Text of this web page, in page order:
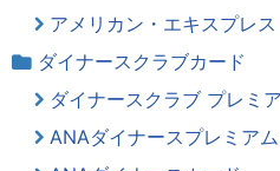
アメリカン・エキスプレ
ダイナースクラブカード
ダイナースクラブ プレミ
ANAダイナースプレミア